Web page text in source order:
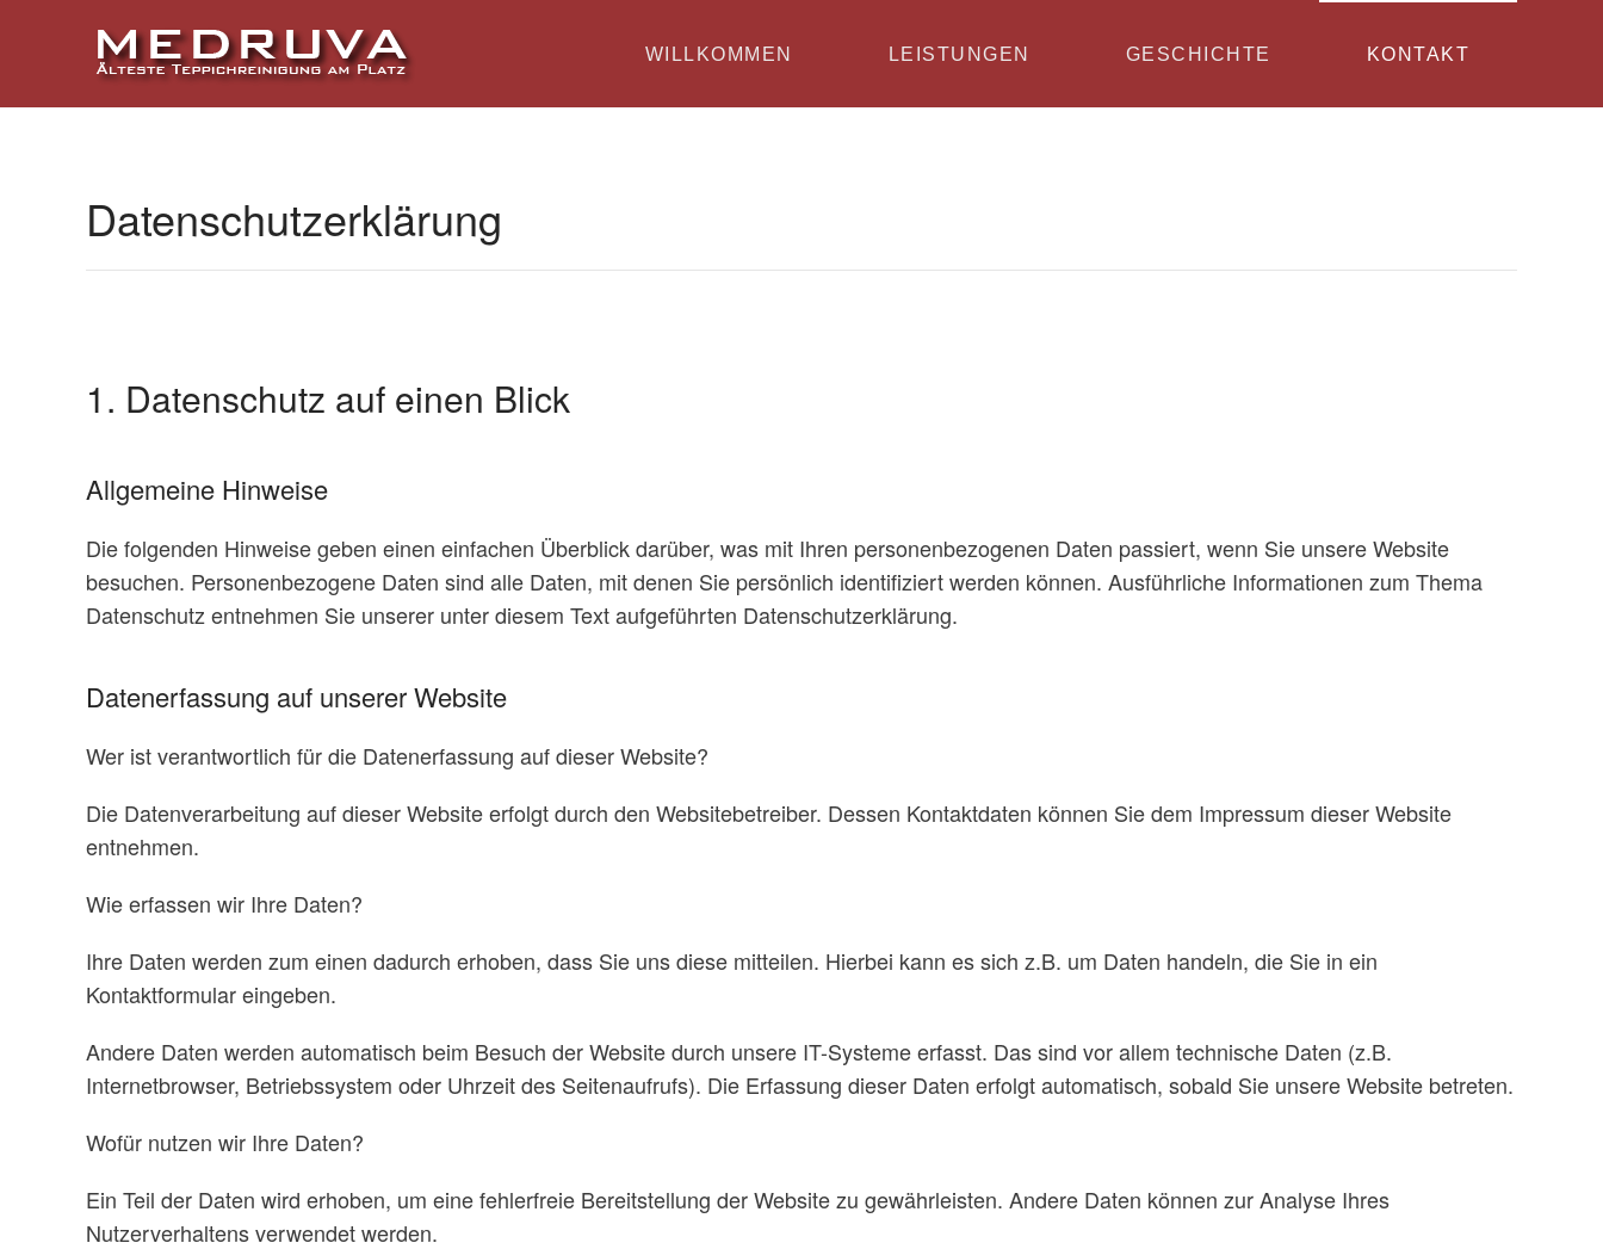
Zum Hauptinhalt springen WILLKOMMEN LEISTUNGEN GESCHICHTE KONTAKT
Datenschutzerklärung
1. Datenschutz auf einen Blick
Allgemeine Hinweise
Die folgenden Hinweise geben einen einfachen Überblick darüber, was mit Ihren personenbezogenen Daten passiert, wenn Sie unsere Website
besuchen. Personenbezogene Daten sind alle Daten, mit denen Sie persönlich identifiziert werden können. Ausführliche Informationen zum Thema
Datenschutz entnehmen Sie unserer unter diesem Text aufgeführten Datenschutzerklärung.
Datenerfassung auf unserer Website
Wer ist verantwortlich für die Datenerfassung auf dieser Website?
Die Datenverarbeitung auf dieser Website erfolgt durch den Websitebetreiber. Dessen Kontaktdaten können Sie dem Impressum dieser Website
entnehmen.
Wie erfassen wir Ihre Daten?
Ihre Daten werden zum einen dadurch erhoben, dass Sie uns diese mitteilen. Hierbei kann es sich z.B. um Daten handeln, die Sie in ein
Kontaktformular eingeben.
Andere Daten werden automatisch beim Besuch der Website durch unsere IT-Systeme erfasst. Das sind vor allem technische Daten (z.B.
Internetbrowser, Betriebssystem oder Uhrzeit des Seitenaufrufs). Die Erfassung dieser Daten erfolgt automatisch, sobald Sie unsere Website betreten.
Wofür nutzen wir Ihre Daten?
Ein Teil der Daten wird erhoben, um eine fehlerfreie Bereitstellung der Website zu gewährleisten. Andere Daten können zur Analyse Ihres
Nutzerverhaltens verwendet werden.